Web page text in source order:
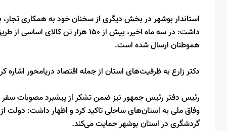
استاندار بوشهر در بخش دیگری از سخنان خود به همکاری تجار،
داشت: در سه ماه اخیر، بیش از ۱۵۰
هموطنان ارسال شده است.
دکتر زارع به ظرفیت‌های استان از جمله اقتصاد دریامحور اشاره کرد و از رشد ۱۱۸ درصدی برداشت میگوی
رئیس دفتر رئیس جمهور نیز ضمن تشکر از پیشبرد مصوبات سفر
وفاق ملی به استان‌های ساحلی تاکید کرد و اظهار داشت:
گردشگری در استان بوشهر حمایت می‌کند.